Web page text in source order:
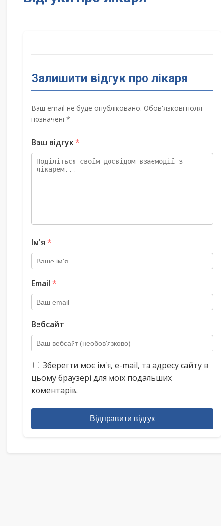
Залишити відгук про лікаря
Ваш email не буде опубліковано. Обов'язкові поля
позначені *
Ваш відгук*
Ім'я *
Email *
Вебсайт
Зберегти моє ім'я, e-mail, та адресу сайту в
цьому браузері для моїх подальших
коментарів.
Відправити відгук